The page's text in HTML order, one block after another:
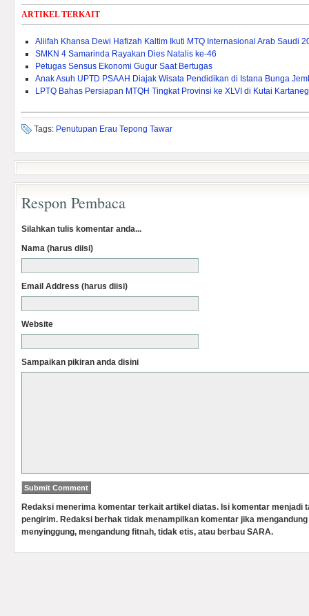
ARTIKEL TERKAIT
Aliifah Khansa Dewi Hafizah Kaltim Ikuti MTQ Internasional Arab Saudi
SMKN 4 Samarinda Rayakan Dies Natalis ke-46
Petugas Sensus Ekonomi Gugur Saat Bertugas
Anak Asuh UPTD PSAAH Diajak Wisata Pendidikan di Istana Bunga
LPTQ Bahas Persiapan MTQH Tingkat Provinsi ke XLVI di Kutai
Tags: Penutupan Erau Tepong Tawar
Respon Pembaca
Silahkan tulis komentar anda...
Nama (harus diisi)
Email Address (harus diisi)
Website
Sampaikan pikiran anda disini
Redaksi menerima komentar terkait artikel diatas. Isi komentar menjadi
pengirim. Redaksi berhak tidak menampilkan komentar jika
menyinggung, mengandung fitnah, tidak etis, atau berbau SARA.